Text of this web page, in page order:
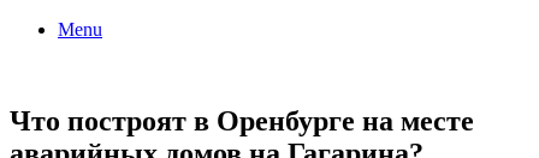
Menu
Что построят в Оренбурге на месте